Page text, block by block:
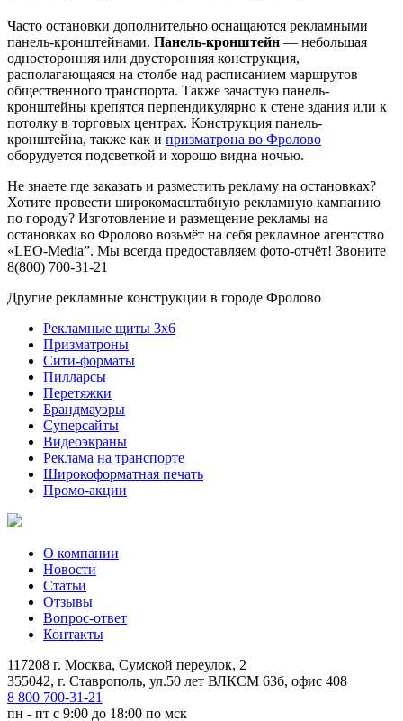
Часто остановки дополнительно оснащаются рекламными
панель-кронштейнами. Панель-кронштейн — небольшая
односторонняя или двусторонняя конструкция,
располагающаяся на столбе над расписанием маршрутов
общественного транспорта. Также зачастую панель-
кронштейны крепятся перпендикулярно к стене здания или к
потолку в торговых центрах. Конструкция панель-
кронштейна, также как и призматрона во Фролово
оборудуется подсветкой и хорошо видна ночью.
Не знаете где заказать и разместить рекламу на остановках?
Хотите провести широкомасштабную рекламную кампанию
по городу? Изготовление и размещение рекламы на
остановках во Фролово возьмёт на себя рекламное агентство
«LEO-Media”. Мы всегда предоставляем фото-отчёт! Звоните
8(800) 700-31-21
Другие рекламные конструкции в городе Фролово
Рекламные щиты 3х6
Призматроны
Сити-форматы
Пилларсы
Перетяжки
Брандмауэры
Суперсайты
Видеоэкраны
Реклама на транспорте
Широкоформатная печать
Промо-акции
О компании
Новости
Статьи
Отзывы
Вопрос-ответ
Контакты
117208 г. Москва, Сумской переулок, 2
355042, г. Ставрополь, ул.50 лет ВЛКСМ 63б, офис 408
8 800 700-31-21
пн - пт с 9:00 до 18:00 по мск